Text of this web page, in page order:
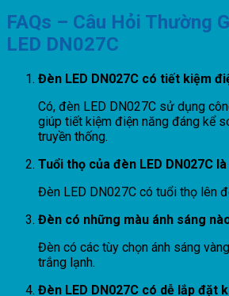
FAQs – Câu Hỏi Thường
LED DN027C
Đèn LED DN027C có tiết kiệm
Có, đèn LED DN027C sử dụng
giúp tiết kiệm điện năng đáng kể
truyền thống.
Tuổi thọ của đèn LED DN027C
Đèn LED DN027C có tuổi thọ lên
Đèn có những màu ánh sáng
Đèn có các tùy chọn ánh sáng
trắng lạnh.
Đèn LED DN027C có dễ lắp đặt